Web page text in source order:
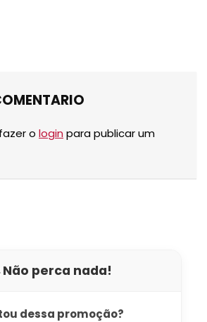
o login para publicar um
Não perca nada!
dessa promoção?